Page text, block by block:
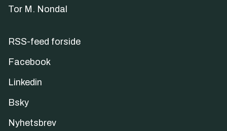
Tor M. Nondal
RSS-feed forside
Facebook
Linkedin
Bsky
Nyhetsbrev